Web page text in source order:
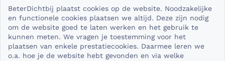
essentieel dat die beveiligd worden uitgewisseld. En dat
die gegevens niet in verkeerde handen vallen. Daar kun je
op rekenen bij BeterDichtbij.
Lees verder
BeterDichtbij plaatst cookies op de website. Noodzakelijke
en functionele cookies plaatsen we altijd. Deze zijn nodig
om de website goed te laten werken en het gebruik te
kunnen meten. We vragen je toestemming voor het
plaatsen van enkele prestatiecookies. Daarmee leren we
o.a. hoe je de website hebt gevonden en via welke